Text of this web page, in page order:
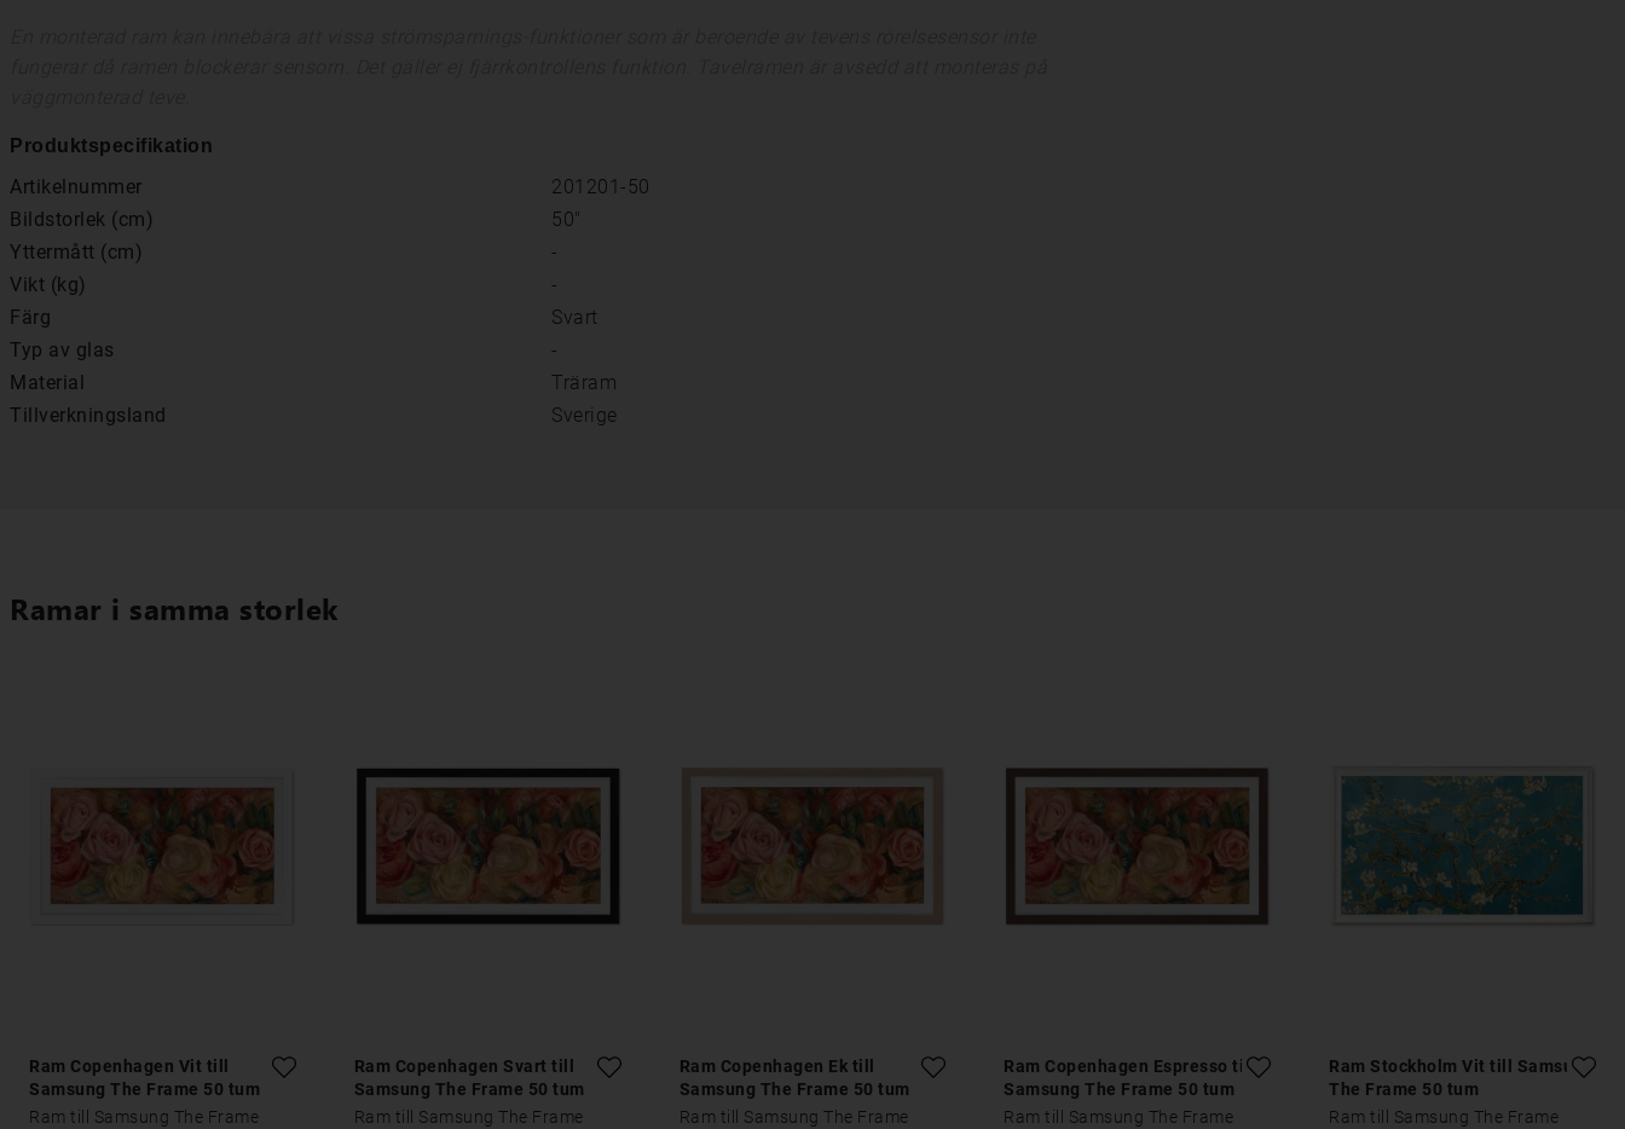
Produktspecifikation
Artikelnummer
201201-50
Bildstorlek (cm)
50"
Yttermått (cm)
-
Vikt (kg)
-
Färg
Svart
Typ av glas
-
Material
Träram
Tillverkningsland
Sverige
Ramar i samma storlek
Ram Copenhagen Vit till
Samsung The Frame 50 tum
Ram till Samsung The Frame
Ram Copenhagen Svart till
Samsung The Frame 50 tum
Ram till Samsung The Frame
Ram Copenhagen Ek till
Samsung The Frame 50 tum
Ram till Samsung The Frame
Ram Copenhagen Espresso till
Samsung The Frame 50 tum
Ram till Samsung The Frame
Ram Stockholm Vit till Samsung
The Frame 50 tum
Ram till Samsung The Frame